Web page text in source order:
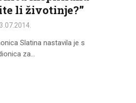
li životinje?”
Slatina nastavila je s
za…